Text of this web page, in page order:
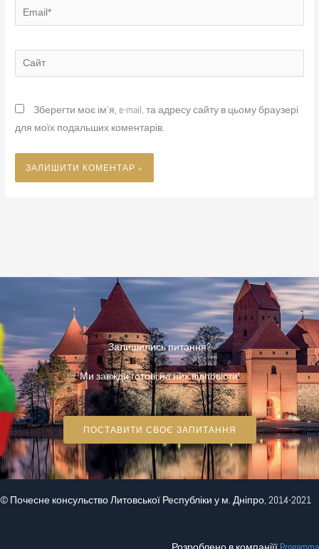
Email*
Сайт
Зберегти моє ім'я, e-mail, та адресу сайту в цьому браузері
для моїх подальших коментарів.
Залишились питання?
Ми завжди готові на них відповісти!
ПОСТАВИТИ СВОЄ ЗАПИТАННЯ
© Почесне консульство Литовської Республіки у м. Дніпро, 2014-2021